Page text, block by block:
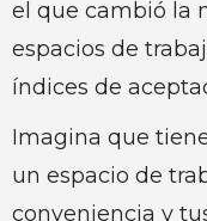
el que cambió la
espacios de
índices de
Imagina que
un espacio de
conveniencia y